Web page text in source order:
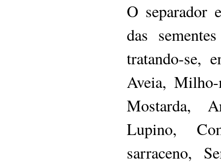
O separador
das
tratando-se,
Aveia,
Mostarda,
Lupino,
sarraceno,